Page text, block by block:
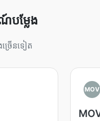
បម្លែង
រើនទៀត
MOV